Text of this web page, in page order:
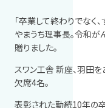
「卒業して終わりでなく
やまうち理事長。令和
贈りました。
スワン工舎 新座、羽田
欠席4名。
表彰された勤続10年の